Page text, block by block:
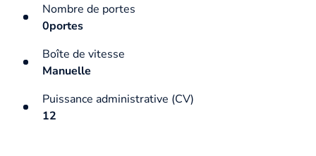
Nombre de portes
0portes
Boîte de vitesse
Manuelle
Puissance administrative (CV)
12